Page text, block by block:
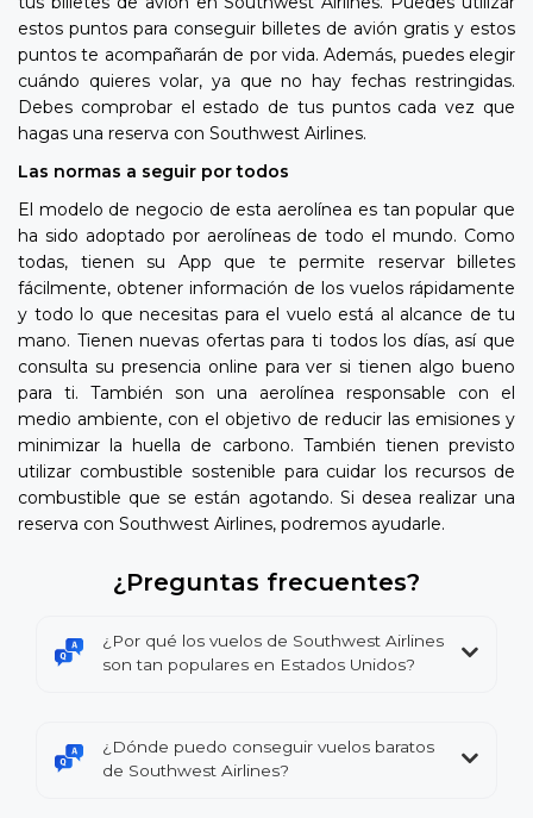
estos puntos para conseguir billetes de avión gratis y estos
puntos te acompañarán de por vida. Además, puedes elegir
cuándo quieres volar, ya que no hay fechas restringidas.
Debes comprobar el estado de tus puntos cada vez que
hagas una reserva con Southwest Airlines.
Las normas a seguir por todos
El modelo de negocio de esta aerolínea es tan popular que
ha sido adoptado por aerolíneas de todo el mundo. Como
todas, tienen su App que te permite reservar billetes
fácilmente, obtener información de los vuelos rápidamente
y todo lo que necesitas para el vuelo está al alcance de tu
mano. Tienen nuevas ofertas para ti todos los días, así que
consulta su presencia online para ver si tienen algo bueno
para ti. También son una aerolínea responsable con el
medio ambiente, con el objetivo de reducir las emisiones y
minimizar la huella de carbono. También tienen previsto
utilizar combustible sostenible para cuidar los recursos de
combustible que se están agotando. Si desea realizar una
reserva con Southwest Airlines, podremos ayudarle.
¿Preguntas frecuentes?
¿Por qué los vuelos de Southwest Airlines
son tan populares en Estados Unidos?
¿Dónde puedo conseguir vuelos baratos
de Southwest Airlines?